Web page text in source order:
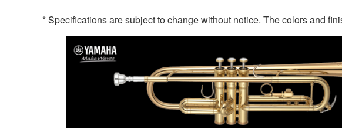
* Specifications are subject to change without notice. The colors and